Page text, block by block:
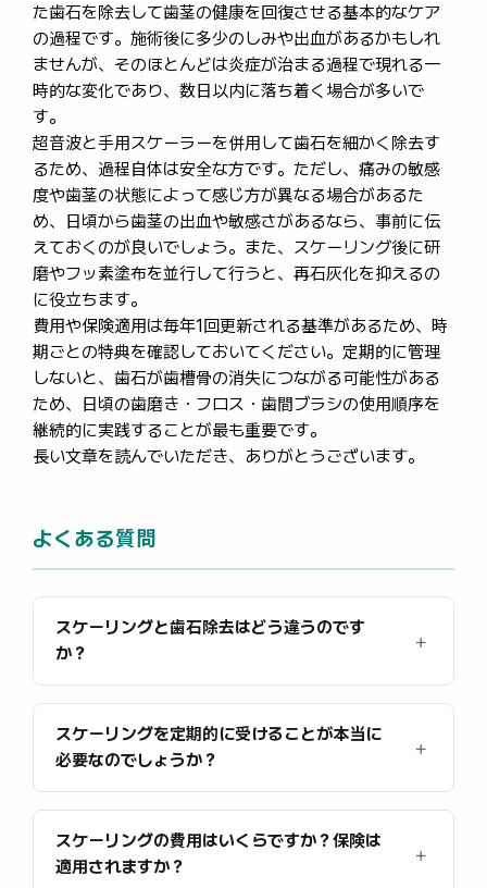
た歯石を除去して歯茎の健康を回復させる基本的なケア
の過程です。施術後に多少のしみや出血があるかもしれ
ませんが、そのほとんどは炎症が治まる過程で現れる一
時的な変化であり、数日以内に落ち着く場合が多いで
す。
超音波と手用スケーラーを併用して歯石を細かく除去す
るため、過程自体は安全な方です。ただし、痛みの敏感
度や歯茎の状態によって感じ方が異なる場合があるた
め、日頃から歯茎の出血や敏感さがあるなら、事前に伝
えておくのが良いでしょう。また、スケーリング後に研
磨やフッ素塗布を並行して行うと、再石灰化を抑えるの
に役立ちます。
費用や保険適用は毎年1回更新される基準があるため、時
期ごとの特典を確認しておいてください。定期的に管理
しないと、歯石が歯槽骨の消失につながる可能性がある
ため、日頃の歯磨き・フロス・歯間ブラシの使用順序を
継続的に実践することが最も重要です。
長い文章を読んでいただき、ありがとうございます。
よくある質問
スケーリングと歯石除去はどう違うのです
か？
スケーリングを定期的に受けることが本当に
必要なのでしょうか？
スケーリングの費用はいくらですか？保険は
適用されますか？